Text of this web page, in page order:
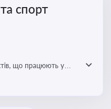
спорт
що працюють у
включаючи
і аматорський